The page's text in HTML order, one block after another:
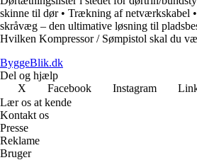
skinne til dør• Trækning af netværkskabel •
skråvæg – den ultimative løsning til
Hvilken Kompressor / Sømpistol skal du
ByggeBlik.dk
Del og hjælp
X
Facebook Instagram
Lær os at kende
Kontakt os
Presse
Reklame
Bruger